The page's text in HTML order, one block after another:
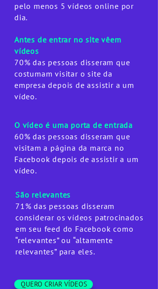
pelo menos 5 vídeos online por
dia.
Antes de entrar no site vêem
vídeos
70% das pessoas disseram que
costumam visitar o site da
empresa depois de assistir a um
vídeo.
O vídeo é uma porta de entrada
60% das pessoas disseram que
visitam a página da marca no
Facebook depois de assistir a um
vídeo.
São relevantes
71% das pessoas disseram
considerar os vídeos patrocinados
em seu feed do Facebook como
“relevantes” ou “altamente
relevantes” para eles.
QUERO CRIAR VÍDEOS